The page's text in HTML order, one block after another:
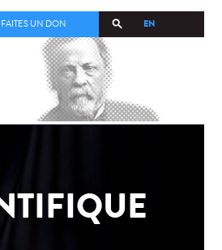
EN
FAITES UN DON